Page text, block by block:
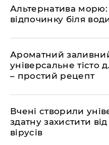
Альтернатива морю:
відпочинку біля
Ароматний
універсальне тісто
– простий рецепт
Вчені створили
здатну захистити
вірусів